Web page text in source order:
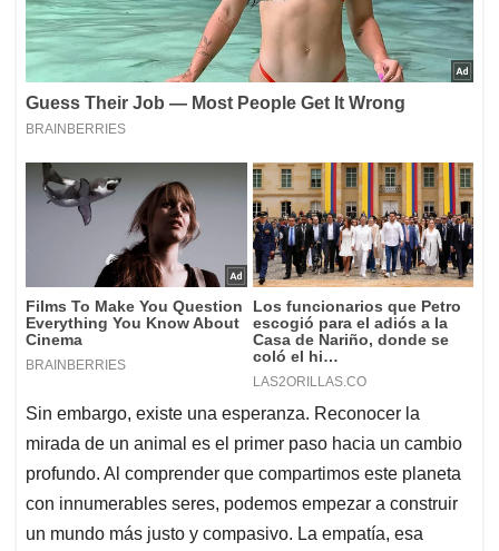
Sin embargo, existe una esperanza. Reconocer la
mirada de un animal es el primer paso hacia un cambio
profundo. Al comprender que compartimos este planeta
con innumerables seres, podemos empezar a construir
un mundo más justo y compasivo. La empatía, esa